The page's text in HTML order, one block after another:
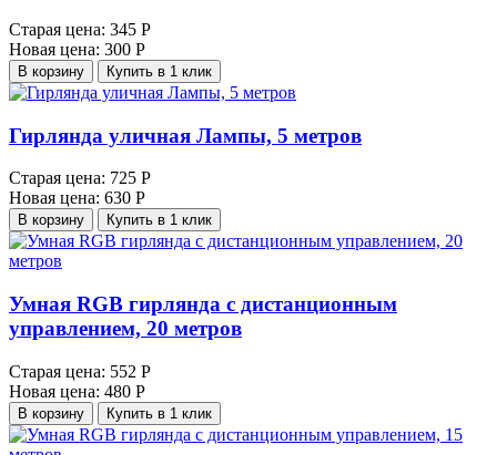
Старая цена: 345 Р
Новая цена: 300 Р
В корзину Купить в 1 клик
Гирлянда уличная Лампы, 5 метров
Старая цена: 725 Р
Новая цена: 630 Р
В корзину Купить в 1 клик
Умная RGB гирлянда с дистанционным
управлением, 20 метров
Старая цена: 552 Р
Новая цена: 480 Р
В корзину Купить в 1 клик